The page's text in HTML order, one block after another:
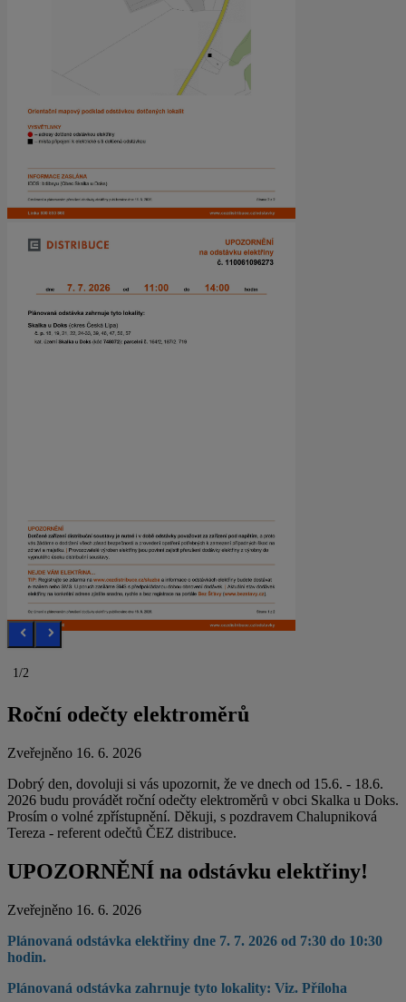
1/2
Roční odečty elektroměrů
Zveřejněno 16. 6. 2026
Dobrý den, dovoluji si vás upozornit, že ve dnech od 15.6. - 18.6.
2026 budu provádět roční odečty elektroměrů v obci Skalka u Doks.
Prosím o volné zpřístupnění. Děkuji, s pozdravem Chalupniková
Tereza - referent odečtů ČEZ distribuce.
UPOZORNĚNÍ na odstávku elektřiny!
Zveřejněno 16. 6. 2026
Plánovaná odstávka elektřiny dne 7. 7. 2026 od 7:30 do 10:30
hodin.
Plánovaná odstávka zahrnuje tyto lokality: Viz. Příloha